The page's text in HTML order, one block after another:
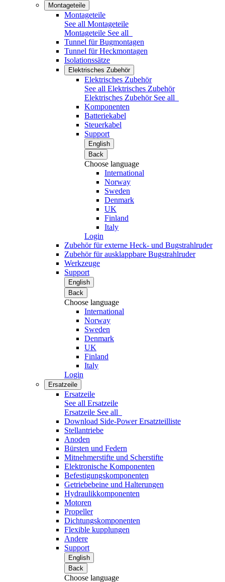
Montageteile
Montageteile
See all Montageteile
Montageteile See all
Tunnel für Bugmontagen
Tunnel für Heckmontagen
Isolationssätze
Elektrisches Zubehör
Elektrisches Zubehör
See all Elektrisches Zubehör
Elektrisches Zubehör See all
Komponenten
Batteriekabel
Steuerkabel
Support
English
Back
Choose language
International
Norway
Sweden
Denmark
UK
Finland
Italy
Login
Zubehör für externe Heck- und Bugstrahlruder
Zubehör für ausklappbare Bugstrahlruder
Werkzeuge
Support
English
Back
Choose language
International
Norway
Sweden
Denmark
UK
Finland
Italy
Login
Ersatzeile
Ersatzeile
See all Ersatzeile
Ersatzeile See all
Download Side-Power Ersatzteilliste
Stellantriebe
Anoden
Bürsten und Federn
Mitnehmerstifte und Scherstifte
Elektronische Komponenten
Befestigungskomponenten
Getriebebeine und Halterungen
Hydraulikkomponenten
Motoren
Propeller
Dichtungskomponenten
Flexible kupplungen
Andere
Support
English
Back
Choose language